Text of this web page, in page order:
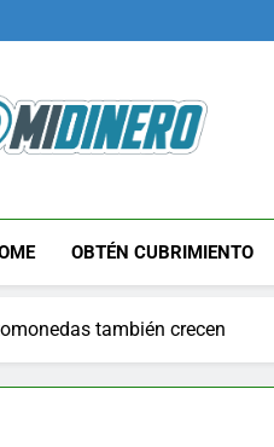
OBTÉN CUBRIMIENTO
también crecen